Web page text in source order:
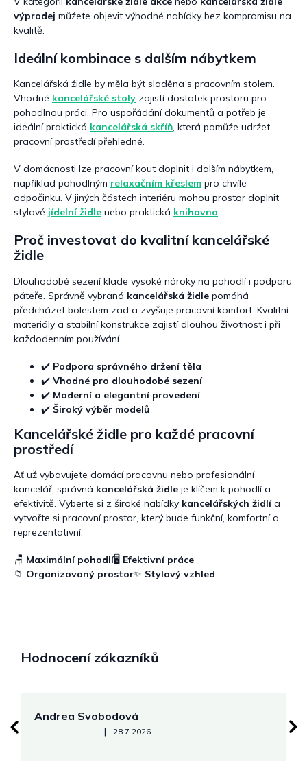
výprodej můžete objevit výhodné nabídky bez kompromisu na
kvalitě.
Ideální kombinace s dalším nábytkem
Kancelářská židle by měla být sladěna s pracovním stolem.
Vhodné kancelářské stoly zajistí dostatek prostoru pro
pohodlnou práci. Pro uspořádání dokumentů a potřeb je
ideální praktická kancelářská skříň, která pomůže udržet
pracovní prostředí přehledné.
V domácnosti lze pracovní kout doplnit i dalším nábytkem,
například pohodlným relaxačním křeslem pro chvíle
odpočinku. V jiných částech interiéru mohou prostor doplnit
stylové jídelní židle nebo praktická knihovna.
Proč investovat do kvalitní kancelářské
židle
Dlouhodobé sezení klade vysoké nároky na pohodlí i podporu
páteře. Správně vybraná kancelářská židle pomáhá
předcházet bolestem zad a zvyšuje pracovní komfort. Kvalitní
materiály a stabilní konstrukce zajistí dlouhou životnost i při
každodenním používání.
✔️ Podpora správného držení těla
✔️ Vhodné pro dlouhodobé sezení
✔️ Moderní a elegantní provedení
✔️ Široký výběr modelů
Kancelářské židle pro každé pracovní
prostředí
Ať už vybavujete domácí pracovnu nebo profesionální
kancelář, správná kancelářská židle je klíčem k pohodlí a
efektivitě. Vyberte si z široké nabídky kancelářských židlía
vytvořte si pracovní prostor, který bude funkční, komfortní a
reprezentativní.
🪑 Maximální pohodlí🖥️ Efektivní práce
📁 Organizovaný prostor✨ Stylový vzhled
Hodnocení zákazníků
Andrea Svobodová
Hodnocení obchodu je 5 z 5 hvězdiček.
| 28.7.2026